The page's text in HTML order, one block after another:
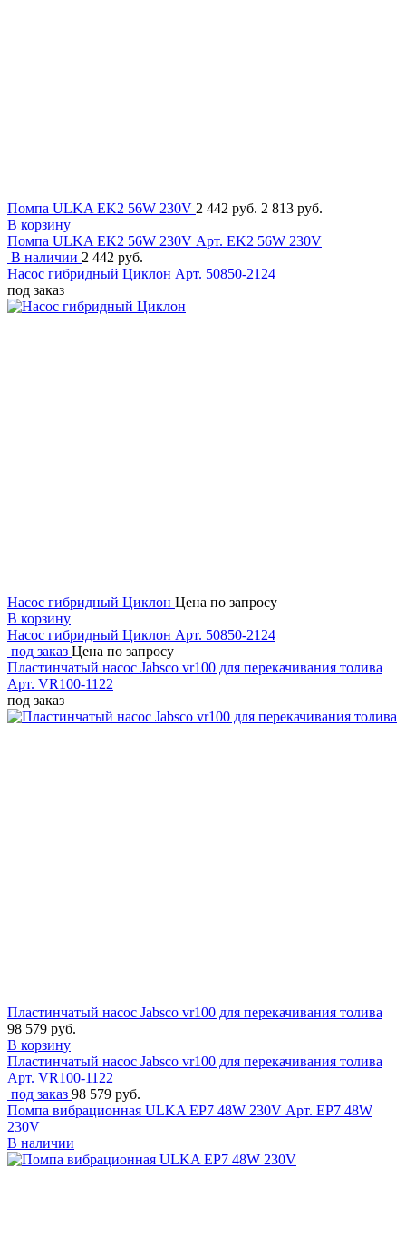
Помпа ULKA EK2 56W 230V 2 442 руб. 2 813 руб.
В корзину
Помпа ULKA EK2 56W 230V Арт. EK2 56W 230V
В наличии 2 442 руб.
Насос гибридный Циклон Арт. 50850-2124
под заказ
Насос гибридный Циклон Цена по запросу
В корзину
Насос гибридный Циклон Арт. 50850-2124
под заказ Цена по запросу
Пластинчатый насос Jabsco vr100 для перекачивания толива
Арт. VR100-1122
под заказ
Пластинчатый насос Jabsco vr100 для перекачивания толива
98 579 руб.
В корзину
Пластинчатый насос Jabsco vr100 для перекачивания толива
Арт. VR100-1122
под заказ 98 579 руб.
Помпа вибрационная ULKA EP7 48W 230V Арт. EP7 48W
230V
В наличии